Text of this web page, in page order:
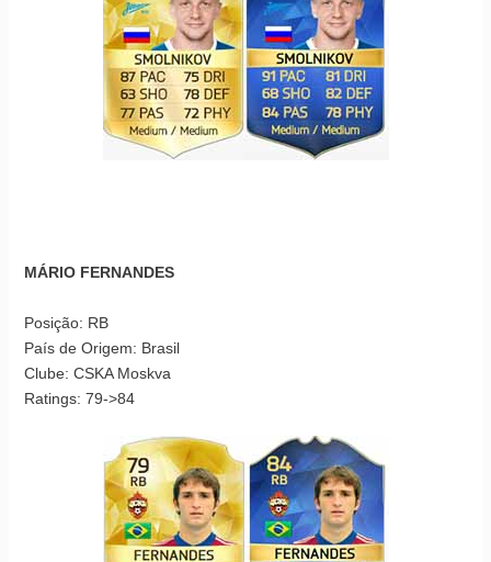
MÁRIO FERNANDES
Posição: RB
País de Origem: Brasil
Clube: CSKA Moskva
Ratings: 79->84